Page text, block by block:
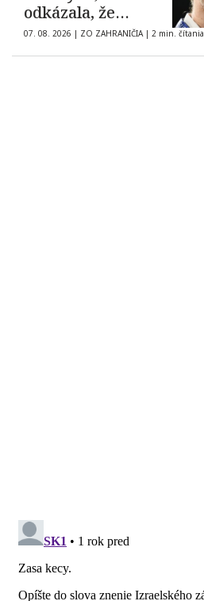
odkázala, že
demokracia nie je
na predaj
07. 08. 2026 | ZO ZAHRANIČIA | 2 min. čítania